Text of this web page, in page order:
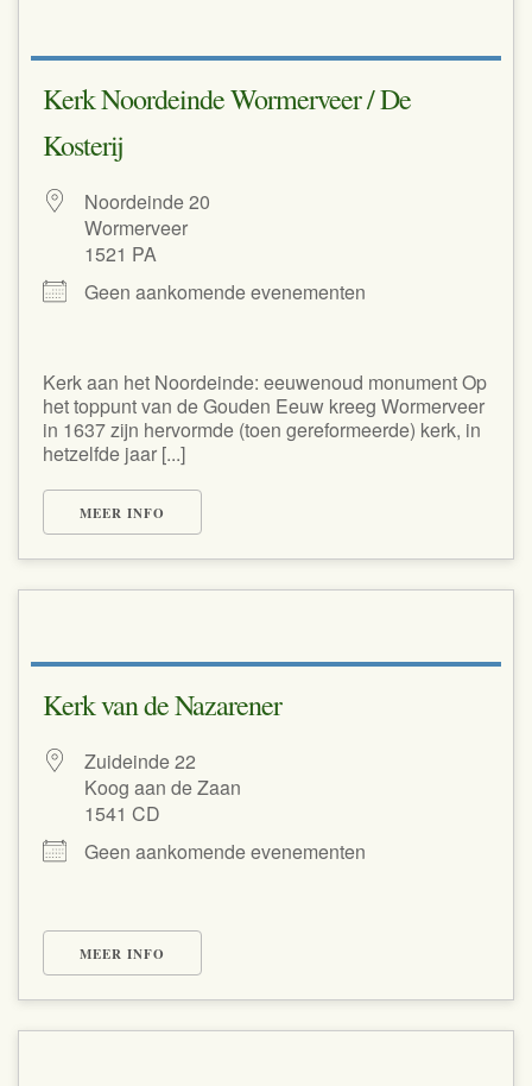
Kerk Noordeinde Wormerveer / De
Kosterij
Noordeinde 20
Wormerveer
1521 PA
Geen aankomende evenementen
Kerk aan het Noordeinde: eeuwenoud monument Op
het toppunt van de Gouden Eeuw kreeg Wormerveer
in 1637 zijn hervormde (toen gereformeerde) kerk, in
hetzelfde jaar [...]
MEER INFO
Kerk van de Nazarener
Zuideinde 22
Koog aan de Zaan
1541 CD
Geen aankomende evenementen
MEER INFO